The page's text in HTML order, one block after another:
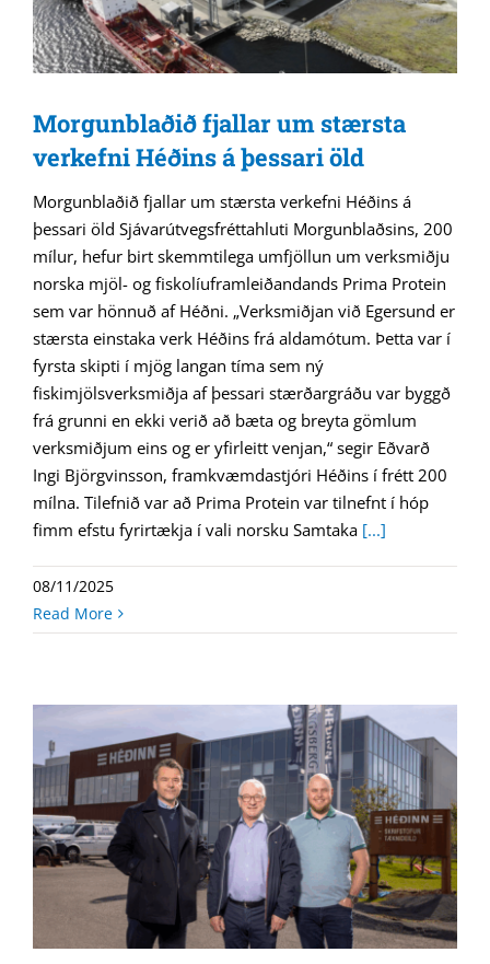
Morgunblaðið fjallar um stærsta
verkefni Héðins á þessari öld
Morgunblaðið fjallar um stærsta verkefni Héðins á
þessari öld Sjávarútvegsfréttahluti Morgunblaðsins, 200
mílur, hefur birt skemmtilega umfjöllun um verksmiðju
norska mjöl- og fiskolíuframleiðandands Prima Protein
sem var hönnuð af Héðni. „Verksmiðjan við Egersund er
stærsta einstaka verk Héðins frá aldamótum. Þetta var í
fyrsta skipti í mjög langan tíma sem ný
fiskimjölsverksmiðja af þessari stærðargráðu var byggð
frá grunni en ekki verið að bæta og breyta gömlum
verksmiðjum eins og er yfirleitt venjan,“ segir Eðvarð
Ingi Björgvinsson, framkvæmdastjóri Héðins í frétt 200
mílna. Tilefnið var að Prima Protein var tilnefnt í hóp
fimm efstu fyrirtækja í vali norsku Samtaka [...]
08/11/2025
Read More